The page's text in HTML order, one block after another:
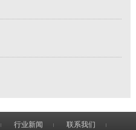
行业新闻 联系我们